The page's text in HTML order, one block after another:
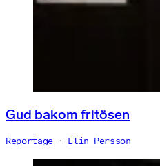
Gud bakom fritösen
Reportage Elin Persson